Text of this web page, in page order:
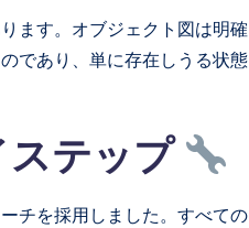
ます。オブジェクト図は明確
であり、単に存在しうる状態
ステップ
チを採用しました。すべての